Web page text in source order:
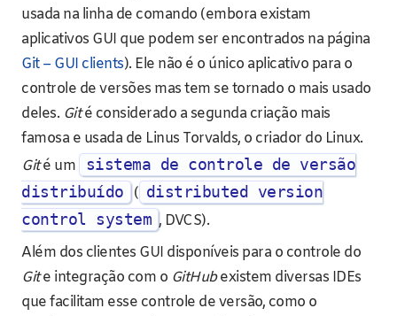
usada na linha de comando (embora existam
aplicativos GUI que podem ser encontrados na página
Git – GUI clients). Ele não é o único aplicativo para o
controle de versões mas tem se tornado o mais usado
deles. Gité considerado a segunda criação mais
famosa e usada de Linus Torvalds, o criador do Linux.
Gité um
sistema de controle de versão
distribuído
( distributed version
control system , DVCS).
Além dos clientes GUI disponíveis para o controle do
Gite integração com o GitHubexistem diversas IDEs
que facilitam esse controle de versão, como o